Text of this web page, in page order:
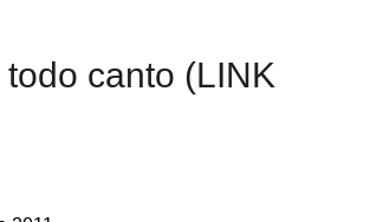
canto (LINK